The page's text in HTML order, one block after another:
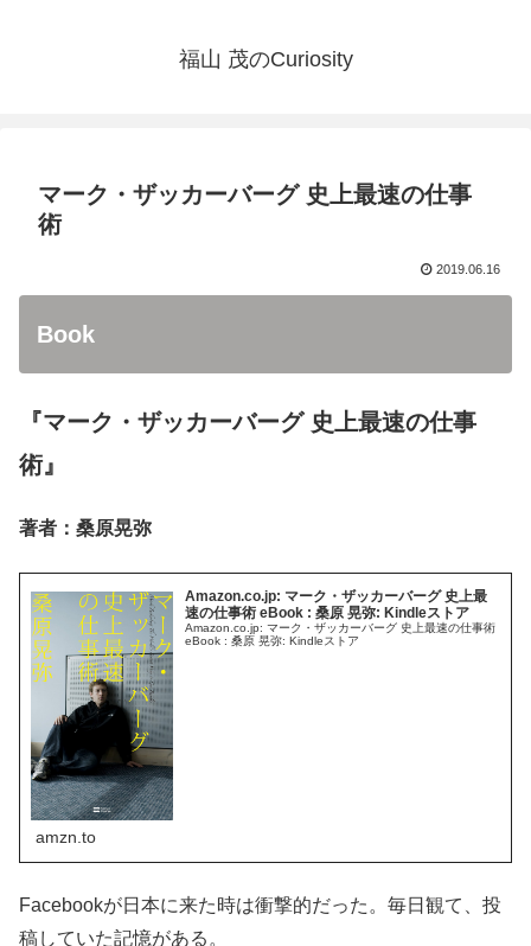
福山 茂のCuriosity
マーク・ザッカーバーグ 史上最速の仕事
術
2019.06.16
Book
『マーク・ザッカーバーグ 史上最速の仕事
術』
著者：桑原晃弥
Amazon.co.jp: マーク・ザッカーバーグ 史上最
速の仕事術 eBook : 桑原 晃弥: Kindleストア
Amazon.co.jp: マーク・ザッカーバーグ 史上最速の仕事術
eBook : 桑原 晃弥: Kindleストア
amzn.to
Facebookが日本に来た時は衝撃的だった。毎日観て、投
稿していた記憶がある。